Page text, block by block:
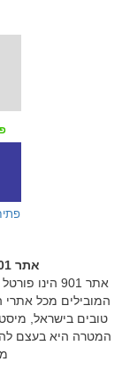
אתר 901 - המיסטיקנים המובילים בישראל
אתר 901
המובילים מכל אתרי
טובים בישראל,
המטרה היא בעצם